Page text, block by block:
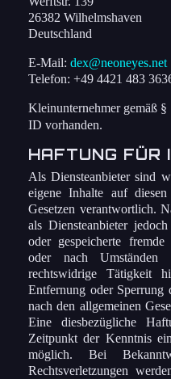
26382 Wilhelmshaven
Deutschland
E-Mail: dex@neoneyes.net
Telefon: +49 4421 483
Kleinunternehmer gemäß
ID vorhanden.
HAFTUNG FÜR
Als Diensteanbieter sind
eigene Inhalte auf
Gesetzen verantwortlich.
als Diensteanbieter
oder gespeicherte
oder nach
rechtswidrige Tätigkeit
Entfernung oder
nach den allgemeinen
Eine diesbezügliche
Zeitpunkt der Kenntnis
möglich. Bei
Rechtsverletzungen